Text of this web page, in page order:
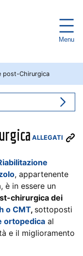
Menu
post-Chirurgica
ALLEGATI
, appartenente
è in essere un
chirurgica dei
o CMT, sottoposti
ortopedica al
e il miglioramento